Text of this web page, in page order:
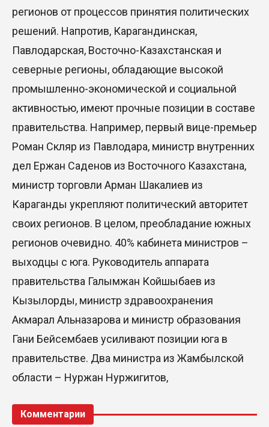
регионов от процессов принятия политических
решений. Напротив, Карагандинская,
Павлодарская, Восточно-Казахстанская и
северные регионы, обладающие высокой
промышленно-экономической и социальной
активностью, имеют прочные позиции в составе
правительства. Например, первый вице-премьер
Роман Скляр из Павлодара, министр внутренних
дел Ержан Саденов из Восточного Казахстана,
министр торговли Арман Шакалиев из
Караганды укрепляют политический авторитет
своих регионов. В целом, преобладание южных
регионов очевидно. 40% кабинета министров –
выходцы с юга. Руководитель аппарата
правительства Галымжан Койшыбаев из
Кызылорды, министр здравоохранения
Акмарал Альназарова и министр образования
Гани Бейсембаев усиливают позиции юга в
правительстве. Два министра из Жамбылской
области – Нуржан Нуржигитов,
Комментарии